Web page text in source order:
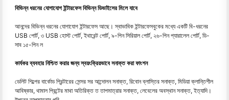
বিভিন্ন ধরনের যোগাযোগ ইন্টারফেস বিভিন্ন ডিভাইসের মিলে যাবে
আনন্দের বিভিন্ন ধরনের যোগাযোগ ইন্টারফেস আছে। স্বাভাবিক ইন্টারফেসবুকের মধ্যে একটি বি-ধরনের
USB পোর্ট, ৩ USB হোস্ট পোর্ট, ইথারেন্ট পোর্ট, ৯-পিন সিরিয়াল পোর্ট, ২৬-পিন প্যারালেল পোর্ট, ডি-
সাব ১৫-পিন ল
কার্যকর ব্যবহার নিশ্চিত করার জন্য স্বয়ংক্রিয়ভাবে সনাক্ত করা ফাংশন
ডেলিট শিল্পের বার্কোড প্রিন্টারের সেন্সর সর আন্দোলন সনাক্ত, রিবোন ব্লাস্তির সনাক্ত, মিডিয়া ক্লান্তিশীল
আবিষ্কার, থামাল প্রিন্টের মাথা অতিরিক্ত ত তাপমাত্রার সনাক্ত, লেবেলের অবস্থান সনাক্ত, ইত্যাদি।